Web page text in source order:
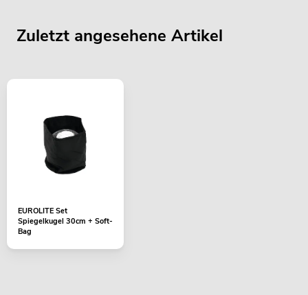
Zuletzt angesehene Artikel
EUROLITE Set
Spiegelkugel 30cm + Soft-
Bag